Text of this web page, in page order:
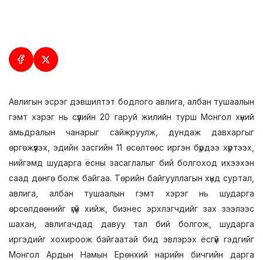
Авлигын эсрэг дэвшилтэт бодлого aвлига, албан тушаалын
гэмт хэрэг нь сүүлийн 20 гаруй жилийн турш Монгол хүний
амьдралын чанарыг сайжруулж, дундаж давхаргыг
өргөжүүлэх, эдийн засгийн 11 өсөлтөөс иргэн бүрдээ хүртээх,
нийгэмд шударга ёсны засаглалыг бий болгоход ихээхэн
саад дөнгө болж байгаа. Төрийн байгууллагын хүнд суртал,
авлига, албан тушаалын гэмт хэрэг нь шударга
өрсөлдөөнийг үгүй хийж, бизнес эрхлэгчдийг зах зээлээс
шахан, авлигачдад давуу тал бий болгож, шударга
иргэдийг хохироож байгаатай бид эвлэрэх ёсгүй гэдгийг
Монгол Ардын Намын Ерөнхий нарийн бичгийн дарга